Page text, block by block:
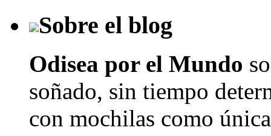
Sobre el blog
Odisea por el Mundo
soñado, sin tiempo
con mochilas como